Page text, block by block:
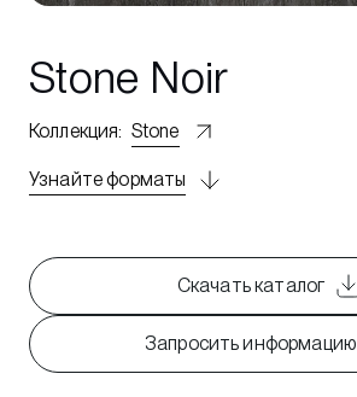
Stone Noir
Коллекция: Stone
Узнайте форматы
Скачать каталог
Запросить информацию